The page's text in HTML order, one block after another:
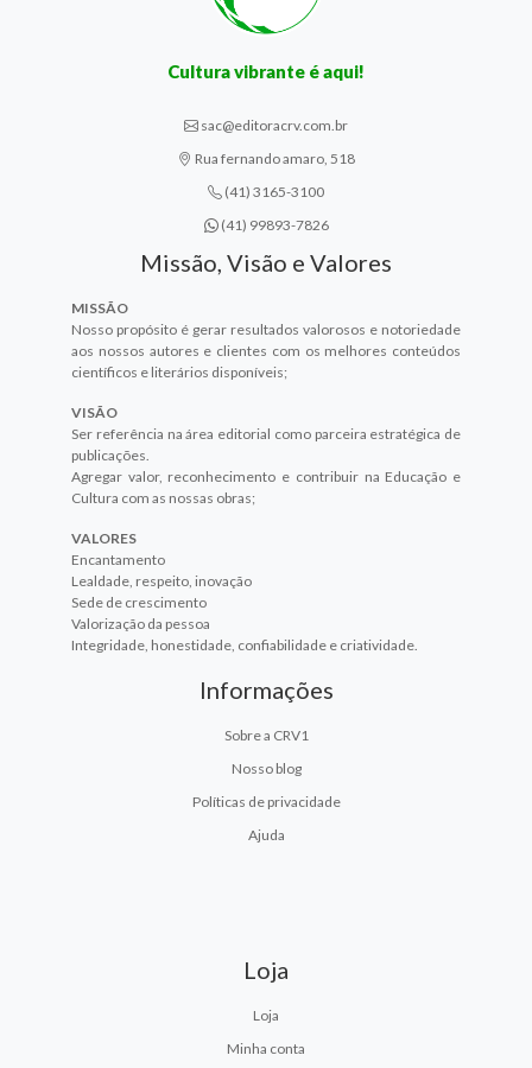
Cultura vibrante é aqui!
sac@editoracrv.com.br
Rua fernando amaro, 518
(41) 3165-3100
(41) 99893-7826
Missão, Visão e Valores
MISSÃO
Nosso propósito é gerar resultados valorosos e notoriedade
aos nossos autores e clientes com os melhores conteúdos
científicos e literários disponíveis;
VISÃO
Ser referência na área editorial como parceira estratégica de
publicações.
Agregar valor, reconhecimento e contribuir na Educação e
Cultura com as nossas obras;
VALORES
Encantamento
Lealdade, respeito, inovação
Sede de crescimento
Valorização da pessoa
Integridade, honestidade, confiabilidade e criatividade.
Informações
Sobre a CRV1
Nosso blog
Políticas de privacidade
Ajuda
Loja
Loja
Minha conta